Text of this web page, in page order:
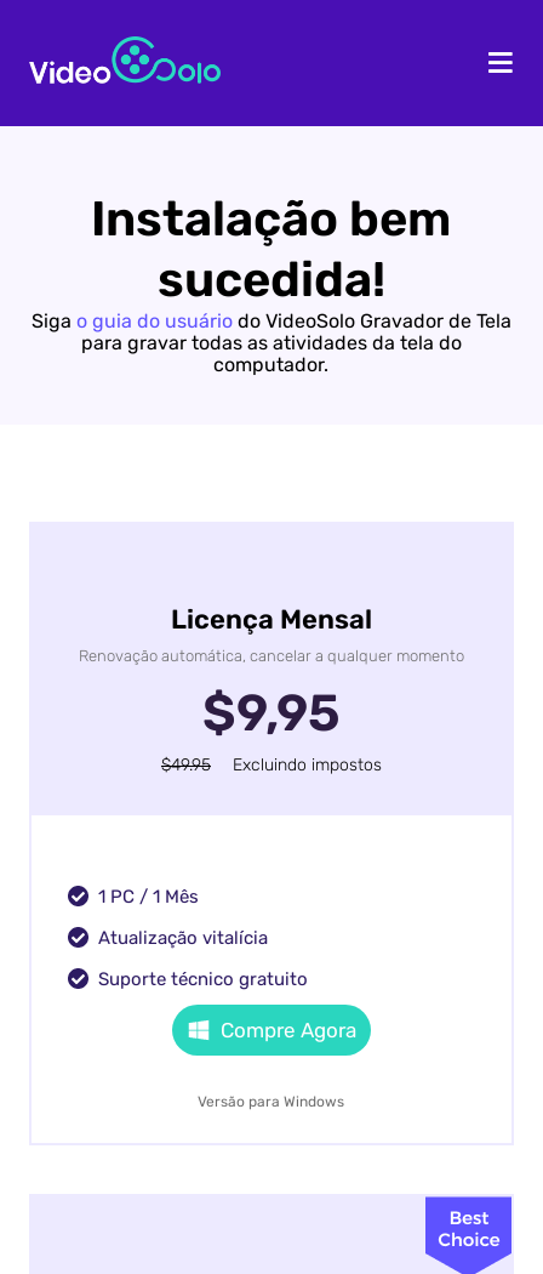
Instalação bem
sucedida!
Siga o guia do usuáriodo VideoSolo Gravador de Tela
para gravar todas as atividades da tela do
computador.
Licença Mensal
Renovação automática, cancelar a qualquer momento
$9,95
$49.95 Excluindo impostos
1 PC / 1 Mês
Atualização vitalícia
Suporte técnico gratuito
Compre Agora
Versão para Windows